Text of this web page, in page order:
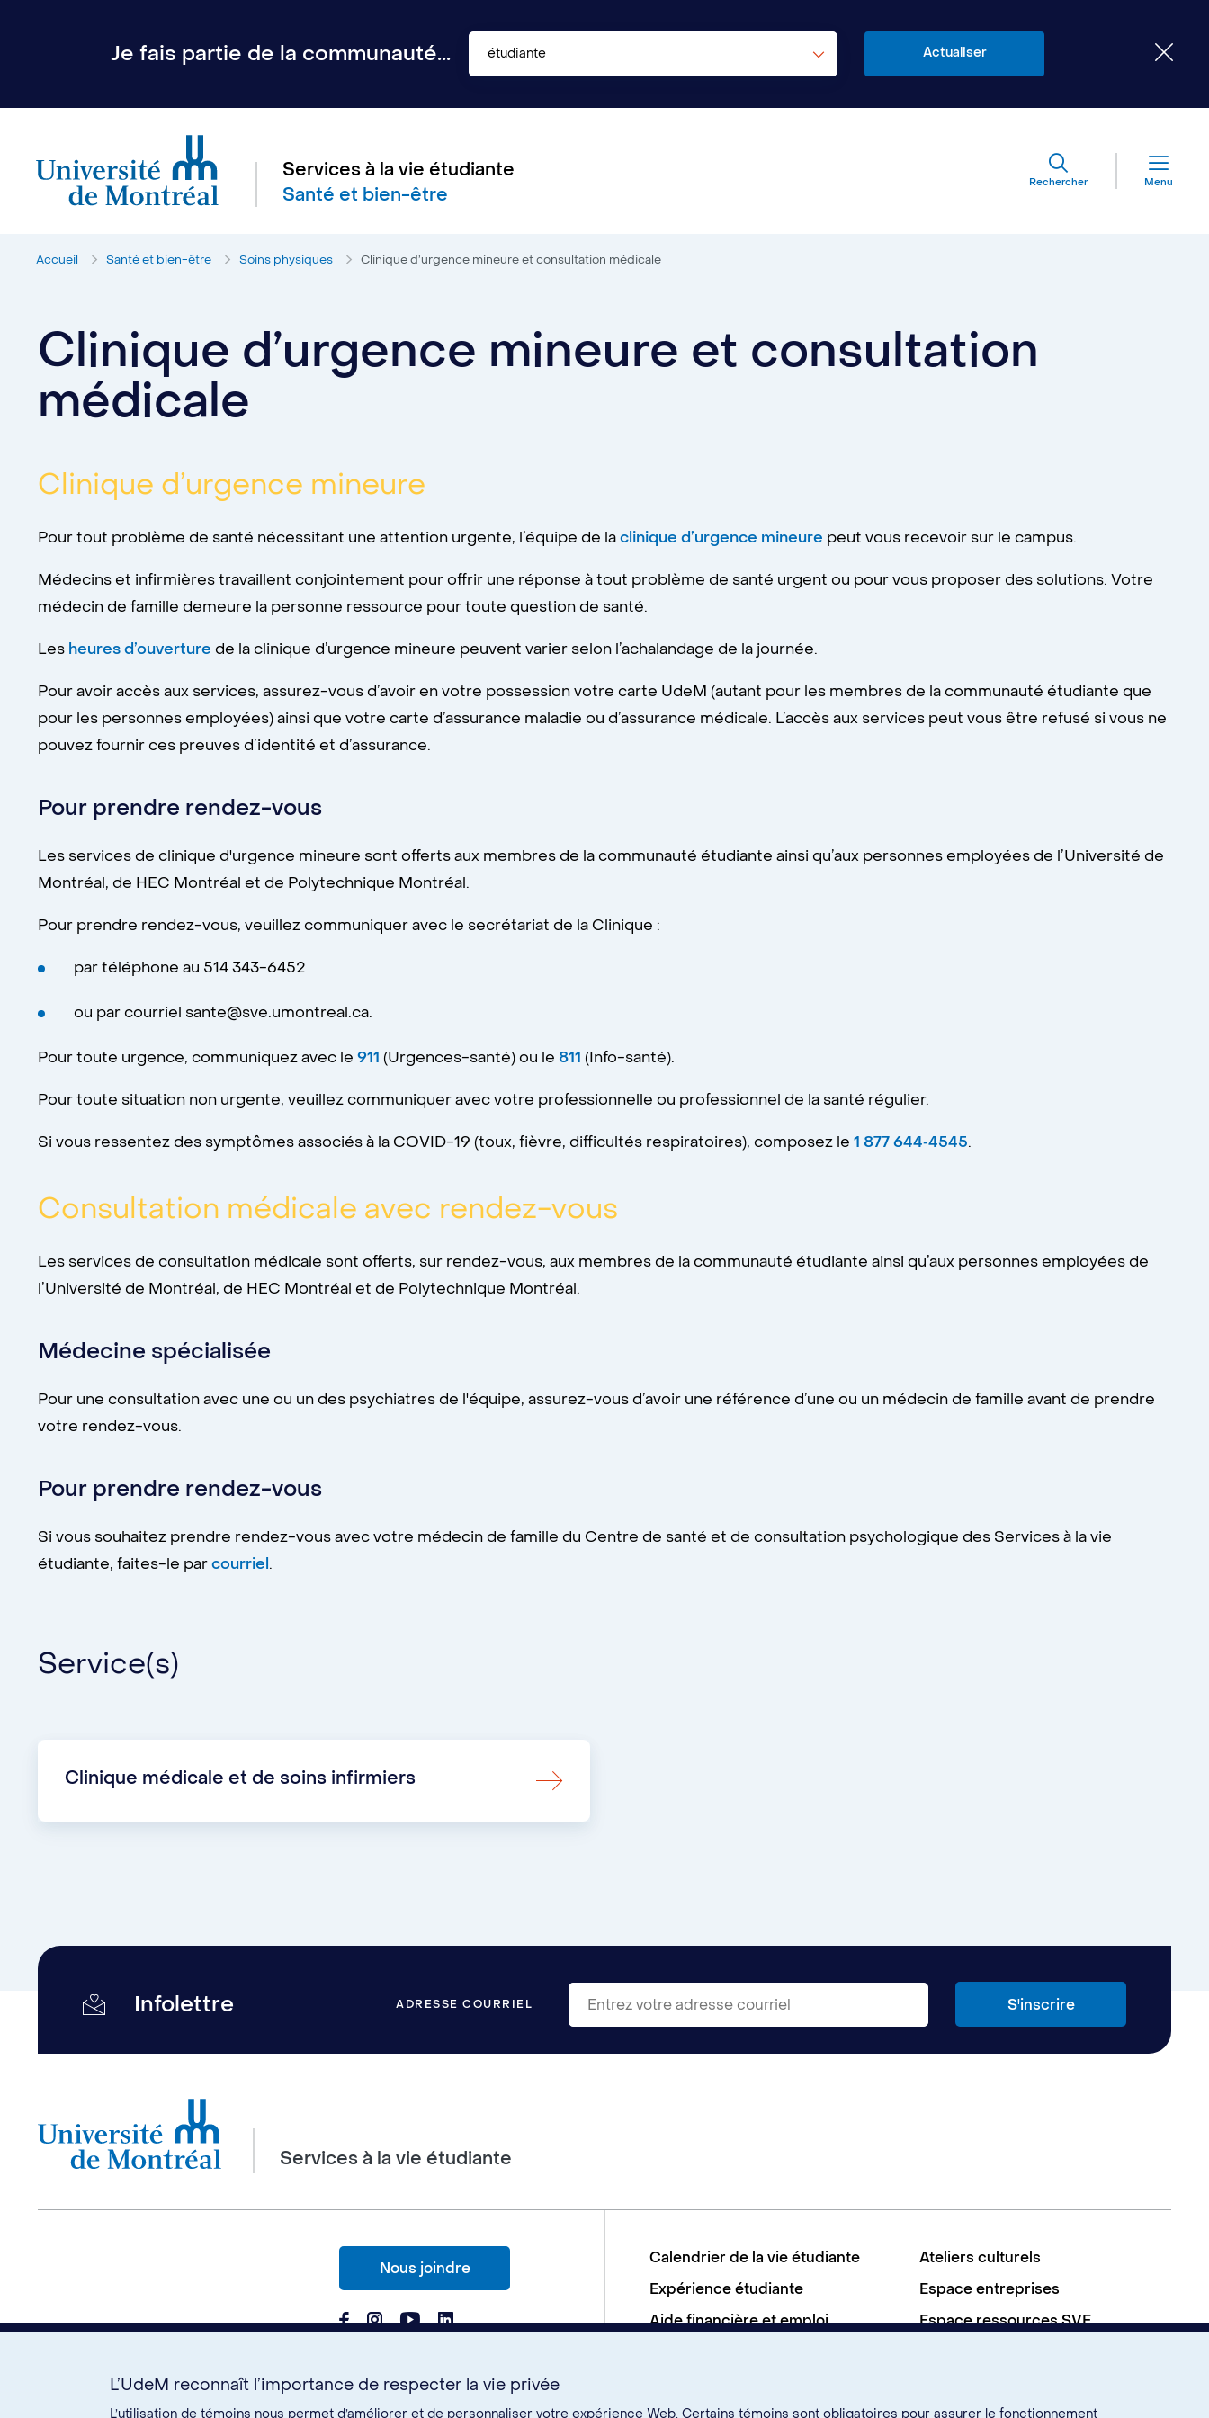
Je fais partie de la communauté... étudiante
Services à la vie étudiante
Santé et bien-être
Rechercher Menu
Accueil Santé et bien-être Soins physiques Clinique d’urgence mineure et consultation médicale
Clinique d’urgence mineure et consultation
médicale
Clinique d’urgence mineure
Pour tout problème de santé nécessitant une attention urgente, l’équipe de laclinique d’urgence mineure peut vous recevoir sur le campus.
Médecins et infirmières travaillent conjointement pour offrir une réponse à tout problème de santé urgent ou pour vous proposer des solutions. Votre
médecin de famille demeure la personne ressource pour toute question de santé.
Les heures d’ouverture de la clinique d’urgence mineure peuvent varier selon l’achalandage de la journée.
Pour avoir accès aux services, assurez-vous d’avoir en votre possession votre carte UdeM (autant pour les membres de la communauté étudiante que
pour les personnes employées) ainsi que votre carte d’assurance maladie ou d’assurance médicale. L’accès aux services peut vous être refusé si vous ne
pouvez fournir ces preuves d’identité et d’assurance.
Pour prendre rendez-vous
Les services de clinique d'urgence mineure sont offerts aux membres de la communauté étudiante ainsi qu’aux personnes employées de l’Université de
Montréal, de HEC Montréal et de Polytechnique Montréal.
Pour prendre rendez-vous, veuillez communiquer avec le secrétariat de la Clinique :
par téléphone au 514 343-6452
ou par courriel sante@sve.umontreal.ca.
Pour toute urgence, communiquez avec le 911 (Urgences-santé) ou le 811 (Info-santé).
Pour toute situation non urgente, veuillez communiquer avec votre professionnelle ou professionnel de la santé régulier.
Si vous ressentez des symptômes associés à la COVID-19 (toux, fièvre, difficultés respiratoires), composez le 1 877 644‑4545.
Consultation médicale avec rendez-vous
Les services de consultation médicale sont offerts, sur rendez-vous, aux membres de la communauté étudiante ainsi qu’aux personnes employées de
l’Université de Montréal, de HEC Montréal et de Polytechnique Montréal.
Médecine spécialisée
Pour une consultation avec une ou un des psychiatres de l'équipe, assurez-vous d’avoir une référence d’une ou un médecin de famille avant de prendre
votre rendez-vous.
Pour prendre rendez-vous
Si vous souhaitez prendre rendez-vous avec votre médecin de famille du Centre de santé et de consultation psychologique des Services à la vie
étudiante, faites-le parcourriel.
Service(s)
Clinique médicale et de soins infirmiers
Infolettre ADRESSE COURRIEL
Services à la vie étudiante
Nous joindre
Calendrier de la vie étudiante
Ateliers culturels
Expérience étudiante
Espace entreprises
Aide financière et emploi
Espace ressources SVE
L’UdeM reconnaît l’importance de respecter la vie privée
L’utilisation de témoins nous permet d’améliorer et de personnaliser votre expérience Web. Certains témoins sont obligatoires pour assurer le fonctionnement